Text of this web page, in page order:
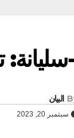
مسكنا
البيان
سبتمبر 20, 2023